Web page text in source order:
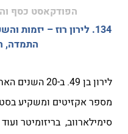
הפודקאסט כסף
134. לירון רוז – יזמות
התמדה,
לירון בן 49.
מספר אקזיטים ומשקיע
סימילארווב, בריזומיטר